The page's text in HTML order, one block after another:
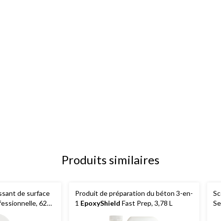
Produits similaires
de surface
625
Produit de préparation du béton 3-en-
1 EpoxyShield Fast Prep, 3,78 L